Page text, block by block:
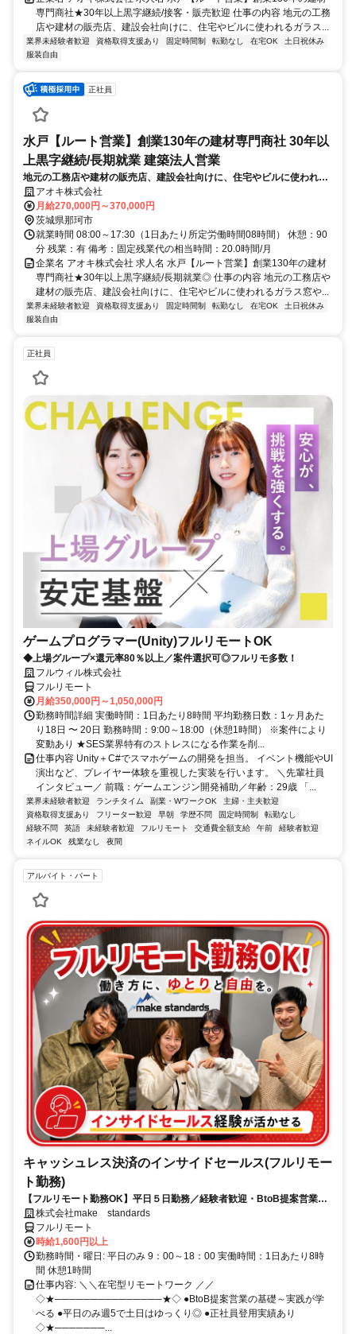
専門商社★30年以上黒字継続/接客・販売歓迎 仕事の内容 地元の工務
店や建材の販売店、建設会社向けに、住宅やビルに使われるガラス...
業界未経験者歓迎 資格取得支援あり 固定時間制 転勤なし 在宅OK
土日祝休み
服装自由
正社員
水戸【ルート営業】創業130年の建材専門商社 30年以
上黒字継続/長期就業 建築法人営業
地元の工務店や建材の販売店、建設会社向けに、住宅やビルに使われる
ガラス窓やサッシなどの建材、エクステリアの販売や施工提案などをお
任せします。お客様の頼れるパートナーとなり、地域の街作りに貢献し
ます。
アオキ株式会社
月給270,000円～370,000円
茨城県那珂市
就業時間 08:00～17:30（1日あたり所定労働時間08時間） 休憩：90
分 残業：有 備考：固定残業代の相当時間：20.0時間/月
企業名 アオキ株式会社 求人名 水戸【ルート営業】創業130年の建材
専門商社★30年以上黒字継続/長期就業◎ 仕事の内容 地元の工務店や
建材の販売店、建設会社向けに、住宅やビルに使われるガラス窓や...
業界未経験者歓迎 資格取得支援あり 固定時間制 転勤なし 在宅OK
土日祝休み
服装自由
正社員
ゲームプログラマー(Unity)フルリモートOK
◆上場グループ×還元率80％以上／案件選択可◎フルリモ多数！
フルウィル株式会社
フルリモート
月給350,000円～1,050,000円
勤務時間詳細 実働時間：1日あたり8時間 平均勤務日数：1ヶ月あた
り18日 〜 20日 勤務時間：9:00～18:00（休憩1時間） ※案件により
変動あり ★SES業界特有のストレスになる作業を削...
仕事内容 Unity＋C#でスマホゲームの開発を担当。 イベント機能やUI
演出など、プレイヤー体験を重視した実装を行います。 ＼先輩社員
インタビュー／ 前職：ゲームエンジン開発補助／年齢：29歳 「...
業界未経験者歓迎 ランチタイム 副業・WワークOK
主婦・主夫歓迎
資格取得支援あり
フリーター歓迎 早朝 学歴不問 固定時間制
転勤なし
経験不問
英語 未経験者歓迎 フルリモート 交通費全額支給 午前
経験者歓迎
ネイルOK
残業なし 夜間
アルバイト・パート
キャッシュレス決済のインサイドセールス(フルリモー
ト勤務)
【フルリモート勤務OK】平日５日勤務／経験者歓迎・BtoB提案営業で
スキルアップ
株式会社make standards
フルリモート
時給1,600円以上
勤務時間・曜日: 平日のみ 9：00～18：00 実働時間：1日あたり8時
間 休憩1時間
仕事内容: ＼＼在宅型リモートワーク ／／
◇★───────────────★◇ ●BtoB提案営業の基礎～実践が学
べる ●平日のみ週5で土日はゆっくり◎ ●正社員登用実績あり
◇★───────...